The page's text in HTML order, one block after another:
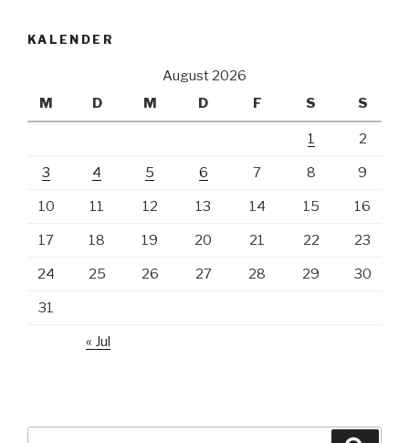
KALENDER
August 2026
M
D M D F S S
1 2
3 4 5 6 7 8 9
10 11 12 13 14 15 16
17 18 19 20 21 22 23
24 25 26 27 28 29 30
31
« Jul